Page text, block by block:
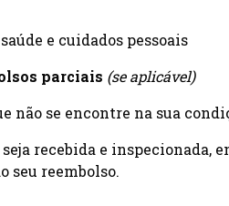
e cuidados pessoais
parciais (se aplicável)
não se encontre na sua
recebida e
seu reembolso.